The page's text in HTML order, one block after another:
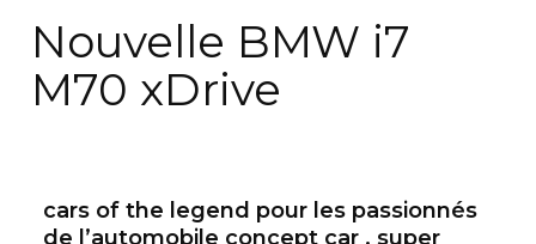
Nouvelle BMW i7
M70 xDrive
cars of the legend pour les passionnés
de l’automobile concept car , super